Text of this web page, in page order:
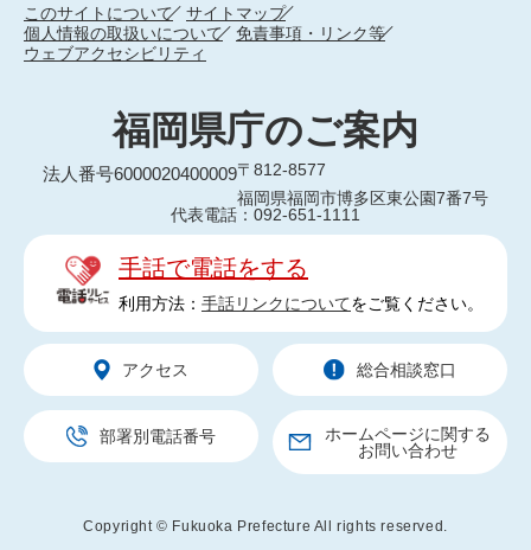
このサイトについて
サイトマップ
個人情報の取扱いについて
免責事項・リンク等
ウェブアクセシビリティ
福岡県庁のご案内
法人番号6000020400009〒812-8577
福岡県福岡市博多区東公園7番7号
代表電話：092-651-1111
手話で電話をする
利用方法： 手話リンクについてをご覧ください。
アクセス 総合相談窓口
部署別電話番号
ホームページに関する
お問い合わせ
Copyright © Fukuoka Prefecture All rights reserved.